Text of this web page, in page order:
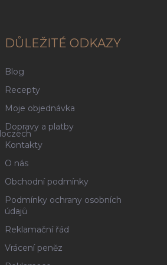
DŮLEŽITÉ ODKAZY
Blog
Recepty
Moje objednávka
Dopravy a platby
Kontakty
O nás
Obchodní podmínky
Podmínky ochrany osobních
údajů
Reklamační řád
Vrácení peněz